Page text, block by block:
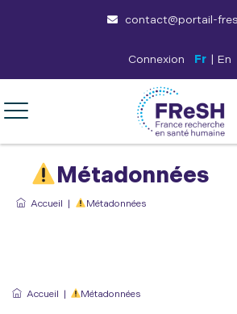
contact@portail-
Connexion Fr | En
Métadonnées
Accueil | Métadonnées
Accueil | Métadonnées